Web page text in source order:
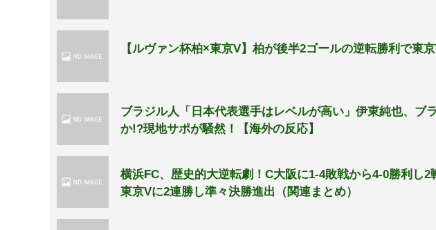
【ルヴァン杯柏×東京V】柏が後半2ゴールの逆転勝利で東
ブラジル人「日本代表選手はレベルが高い」伊東純也、ブ
か!?現地サポが騒然！【海外の反応】
横浜FC、歴史的大逆転劇！C大阪に1-4敗戦から4-0勝利し
東京Vに2連勝し準々決勝進出（関連まとめ）